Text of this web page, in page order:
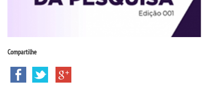
LICENCIATURAS
Compartilhe